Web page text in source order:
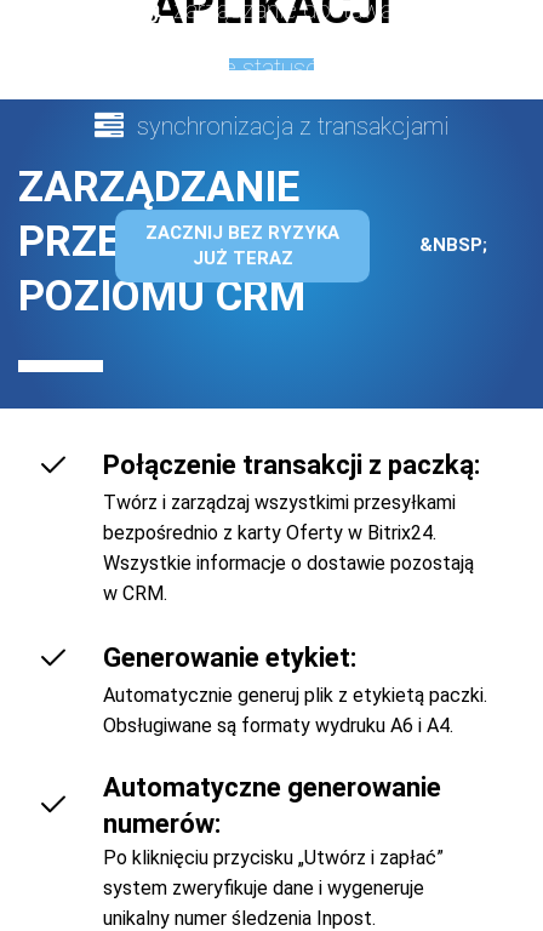
zarządzanie dostawami
śledzenie statusów przesyłek
synchronizacja z transakcjami
ZACZNIJ BEZ RYZYKA
JUŻ TERAZ
&NBSP;
ZARZĄDZANIE
PRZESYŁKAMI Z
POZIOMU CRM
Połączenie transakcji z paczką:
Twórz i zarządzaj wszystkimi przesyłkami
bezpośrednio z karty Oferty w Bitrix24.
Wszystkie informacje o dostawie pozostają
w CRM.
Generowanie etykiet:
Automatycznie generuj plik z etykietą paczki.
Obsługiwane są formaty wydruku A6 i A4.
Automatyczne generowanie
numerów:
Po kliknięciu przycisku „Utwórz i zapłać”
system zweryfikuje dane i wygeneruje
unikalny numer śledzenia Inpost.